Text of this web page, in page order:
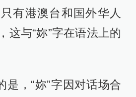
有港澳台和国外华人
这与“妳”字在语法上的
是，“妳”字因对话场合